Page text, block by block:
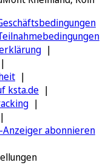
ksta.de
Anzeiger abonnieren